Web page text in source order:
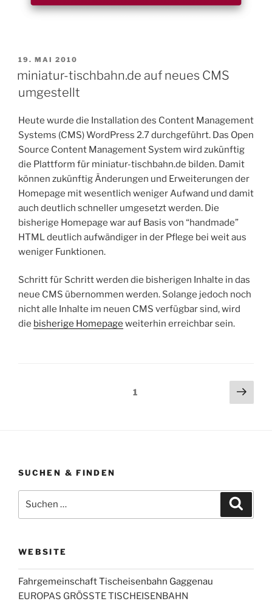
VERÖFFENTLICHT
AM
19. MAI 2010
miniatur-tischbahn.de auf neues CMS
umgestellt
Heute wurde die Installation des Content Management
Systems (CMS) WordPress 2.7 durchgeführt. Das Open
Source Content Management System wird zukünftig
die Plattform für miniatur-tischbahn.de bilden. Damit
können zukünftig Änderungen und Erweiterungen der
Homepage mit wesentlich weniger Aufwand und damit
auch deutlich schneller umgesetzt werden. Die
bisherige Homepage war auf Basis von “handmade”
HTML deutlich aufwändiger in der Pflege bei weit aus
weniger Funktionen.
Schritt für Schritt werden die bisherigen Inhalte in das
neue CMS übernommen werden. Solange jedoch noch
nicht alle Inhalte im neuen CMS verfügbar sind, wird
die bisherige Homepage weiterhin erreichbar sein.
Seitennummerierung
Seite1
SUCHEN & FINDEN
nach:
WEBSITE
Fahrgemeinschaft Tischeisenbahn Gaggenau
EUROPAS GRÖSSTE TISCHEISENBAHN